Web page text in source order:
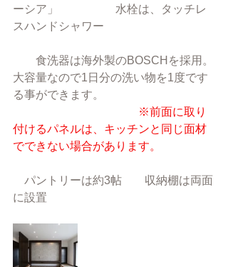
ーシア」　　　　　水栓は、タッチレ
スハンドシャワー
食洗器は海外製のBOSCHを採用。
大容量なので1日分の洗い物を1度です
る事ができます。
※前面に取り
付けるパネルは、キッチンと同じ面材
でできない場合があります。
パントリーは約3帖　　収納棚は両面
に設置